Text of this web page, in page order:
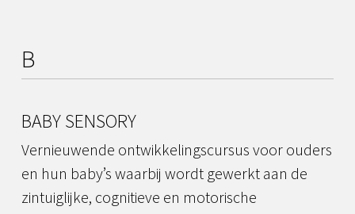
B
BABY SENSORY
Vernieuwende ontwikkelingscursus voor ouders
en hun baby’s waarbij wordt gewerkt aan de
zintuiglijke, cognitieve en motorische